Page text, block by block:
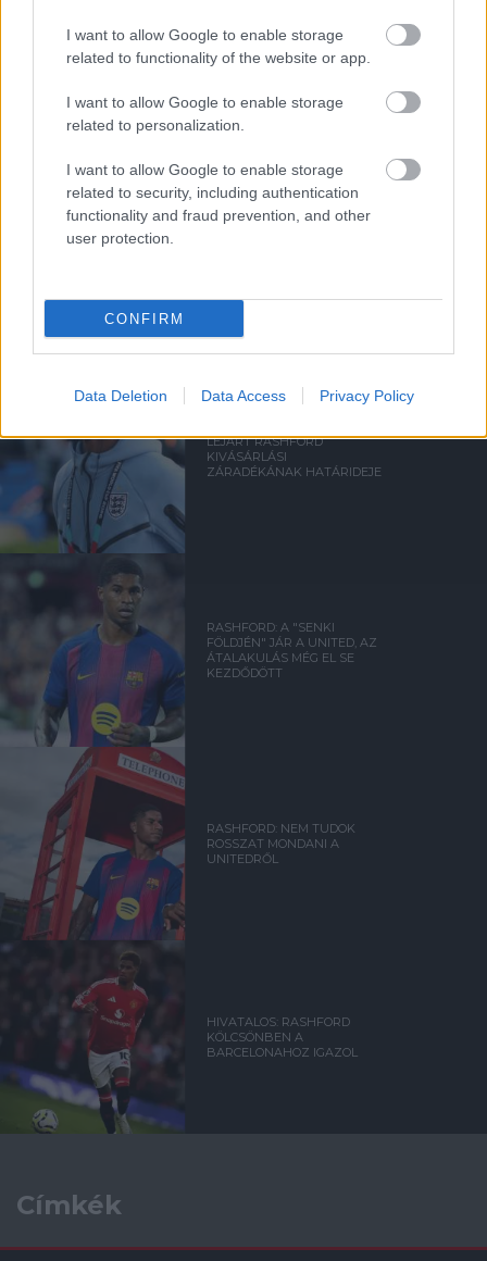
I want to allow Google to enable storage
related to functionality of the website or app.
I want to allow Google to enable storage
related to personalization.
I want to allow Google to enable storage
related to security, including authentication
functionality and fraud prevention, and other
user protection.
CONFIRM
Data Deletion Data Access Privacy Policy
a ManUtdFanatics.hu működését!
MARCUS RASHFORD
LEJÁRT RASHFORD
KIVÁSÁRLÁSI
ZÁRADÉKÁNAK HATÁRIDEJE
RASHFORD: A "SENKI
FÖLDJÉN" JÁR A UNITED, AZ
ÁTALAKULÁS MÉG EL SE
KEZDŐDÖTT
RASHFORD: NEM TUDOK
ROSSZAT MONDANI A
UNITEDRŐL
HIVATALOS: RASHFORD
KÖLCSÖNBEN A
BARCELONAHOZ IGAZOL
Címkék